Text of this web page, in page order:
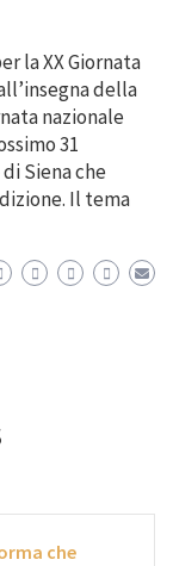
la XX Giornata
della
nazionale
31
Siena che
Il tema
che